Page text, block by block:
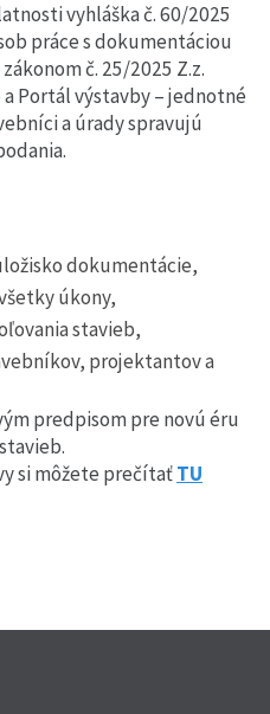
vyhláška č. 60/2025
práce s dokumentáciou
č. 25/2025 Z.z.
Portál výstavby – jednotné
a úrady spravujú
dokumentácie,
úkony,
stavieb,
projektantov a
predpisom pre novú éru
si môžete prečítaťTU